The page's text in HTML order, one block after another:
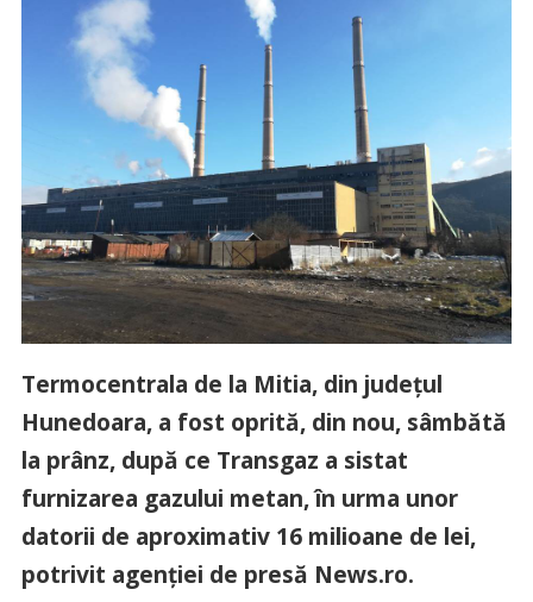
Termocentrala de la Mitia, din judeţul
Hunedoara, a fost oprită, din nou, sâmbătă
la prânz, după ce Transgaz a sistat
furnizarea gazului metan, în urma unor
datorii de aproximativ 16 milioane de lei,
potrivit agenţiei de presă News.ro.